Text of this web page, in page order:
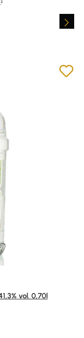
Preis:
1
von 5 Sternen
vol. 0,70l